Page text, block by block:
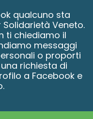
qualcuno sta
Veneto.
ti chiediamo il
messaggi
o proporti
richiesta di
a Facebook e